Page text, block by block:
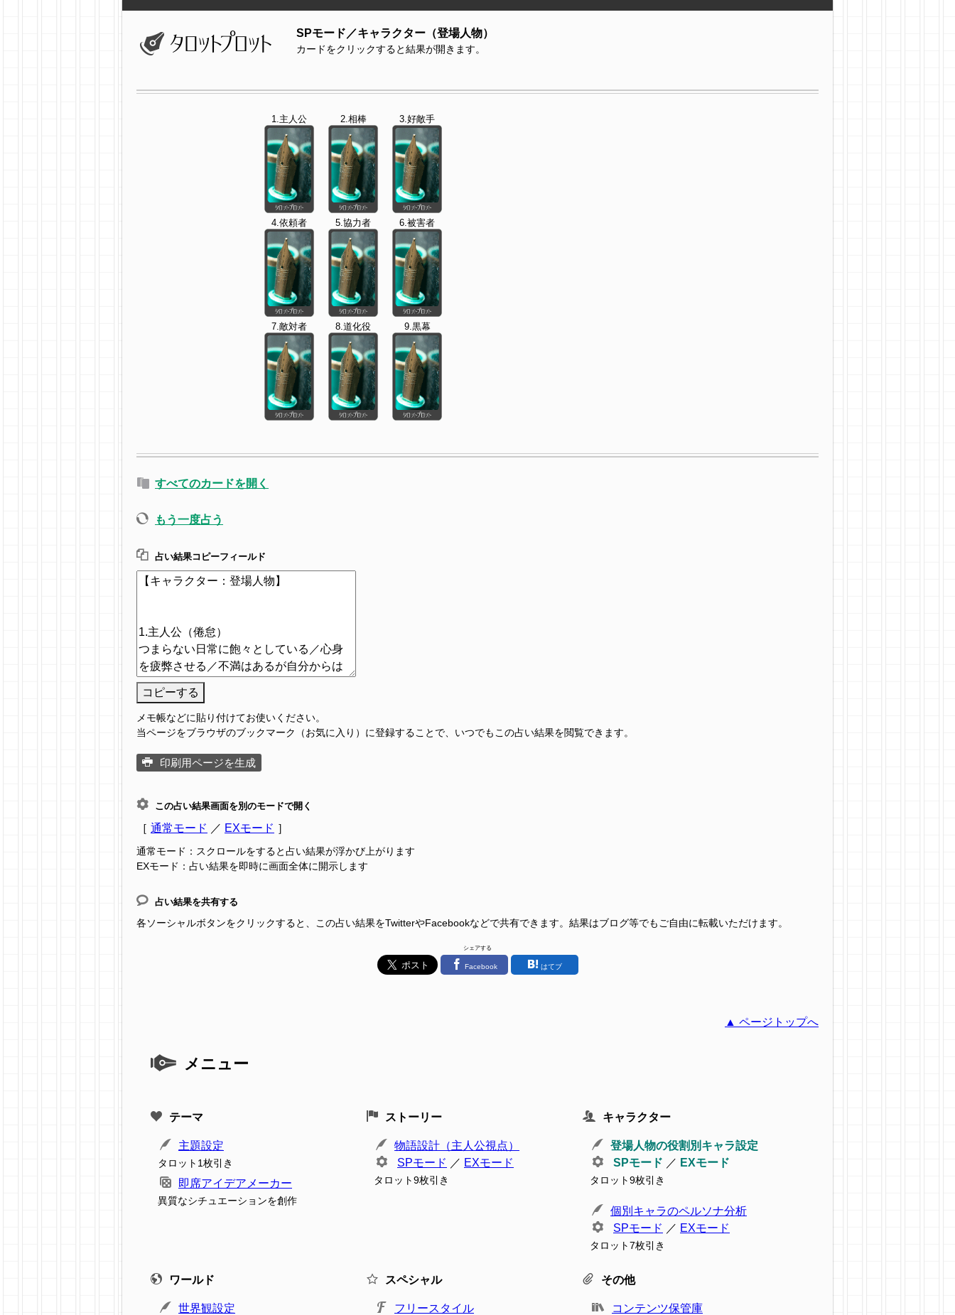
SPモード／キャラクター（登場人物）
カードをクリックすると結果が開きます。
1.主人公 2.相棒 3.好敵手
4.依頼者 5.協力者 6.被害者
7.敵対者 8.道化役 9.黒幕
すべてのカードを開く
もう一度占う
占い結果コピーフィールド
コピーする
メモ帳などに貼り付けてお使いください。
当ページをブラウザのブックマーク（お気に入り）に登録することで、いつでもこの占い結果を閲覧できます。
印刷用ページを生成
この占い結果画面を別のモードで開く
［ 通常モード ／ EXモード ］
通常モード：スクロールをすると占い結果が浮かび上がります
EXモード：占い結果を即時に画面全体に開示します
占い結果を共有する
各ソーシャルボタンをクリックすると、この占い結果をTwitterやFacebookなどで共有できます。結果はブログ等でもご自由に転載いただけます。
シェアする
Facebook はてブ
▲ ページトップへ
メニュー
テーマ
主題設定
タロット1枚引き
即席アイデアメーカー
異質なシチュエーションを創作
ストーリー
物語設計（主人公視点）
SPモード ／ EXモード
タロット9枚引き
キャラクター
登場人物の役割別キャラ設定
SPモード ／ EXモード
タロット9枚引き
個別キャラのペルソナ分析
SPモード ／ EXモード
タロット7枚引き
ワールド
世界観設定
スペシャル
フリースタイル
その他
コンテンツ保管庫